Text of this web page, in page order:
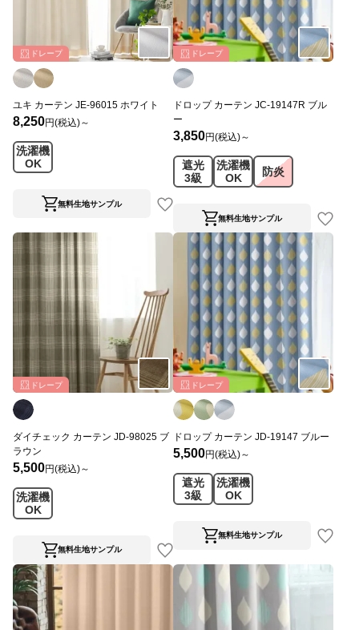
ドレープ
ユキ カーテン JE-96015 ホワイト
8,250円(税込)～
洗濯機
OK
無料生地サンプル
ドレープ
ドロップ カーテン JC-19147R ブル
ー
3,850円(税込)～
遮光
3級
洗濯機
OK
防炎
無料生地サンプル
ドレープ
ダイチェック カーテン JD-98025 ブ
ラウン
5,500円(税込)～
洗濯機
OK
無料生地サンプル
ドレープ
ドロップ カーテン JD-19147 ブルー
5,500円(税込)～
遮光
3級
洗濯機
OK
無料生地サンプル